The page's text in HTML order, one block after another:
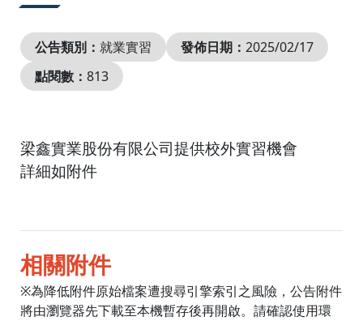
公告類別： 就業實習 發佈日期： 2025/02/17
點閱數： 813
梁鑫實業股份有限公司提供校外實習機會
詳細如附件
相關附件
※為降低附件原始檔案遭搜尋引擎索引之風險，公告附件
將由瀏覽器先下載至本機暫存後再開啟。請確認使用環